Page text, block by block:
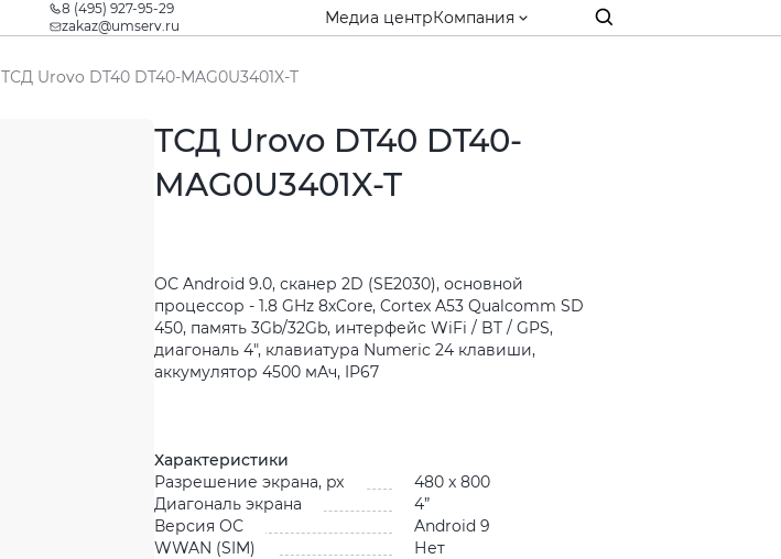
8 (495) 927-95-29
zakaz@umserv.ru
Медиа центрКомпания
ТСД Urovo DT40 DT40-MAG0U3401X-T
ТСД Urovo DT40 DT40-
MAG0U3401X-T
ОС Android 9.0, сканер 2D (SE2030), основной
процессор - 1.8 GHz 8хCore, Cortex A53 Qualcomm SD
450, память 3Gb/32Gb, интерфейс WiFi / BT / GPS,
диагональ 4", клавиатура Numeric 24 клавиши,
аккумулятор 4500 мАч, IP67
Характеристики
Разрешение экрана, px
480 x 800
Диагональ экрана
4”
Версия ОС
Android 9
WWAN (SIM)
Нет